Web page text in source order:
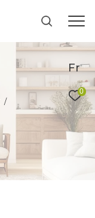
Fr
0